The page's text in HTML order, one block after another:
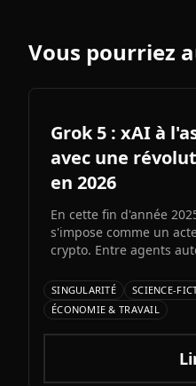
Vous pourriez
Grok 5 : xAI à
avec une
en 2026
En cette fin d'année
s'impose comme un
crypto. Entre agents
d'Elon Musk s'annonce
plus audacieux de
architecture colossale,
natives et ambitions
pourrait redessiner le
SINGULARITÉ
SCIENCE-
ÉCONOMIE & TRAVAIL